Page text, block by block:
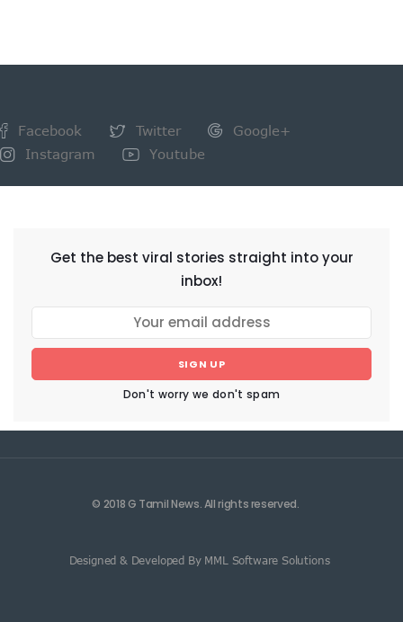
Facebook Twitter
Google+
Instagram
Youtube
Get the best viral stories straight into your
inbox!
SIGN UP
Don't worry we don't spam
© 2018 G Tamil News. All rights reserved.
Designed & Developed By MML Software Solutions